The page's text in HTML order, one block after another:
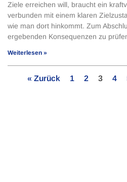
Ziele erreichen will, braucht ein
verbunden mit einem klaren
wie man dort hinkommt. Zum
ergebenden Konsequenzen zu
Weiterlesen »
« Zurück 1 2 3 4